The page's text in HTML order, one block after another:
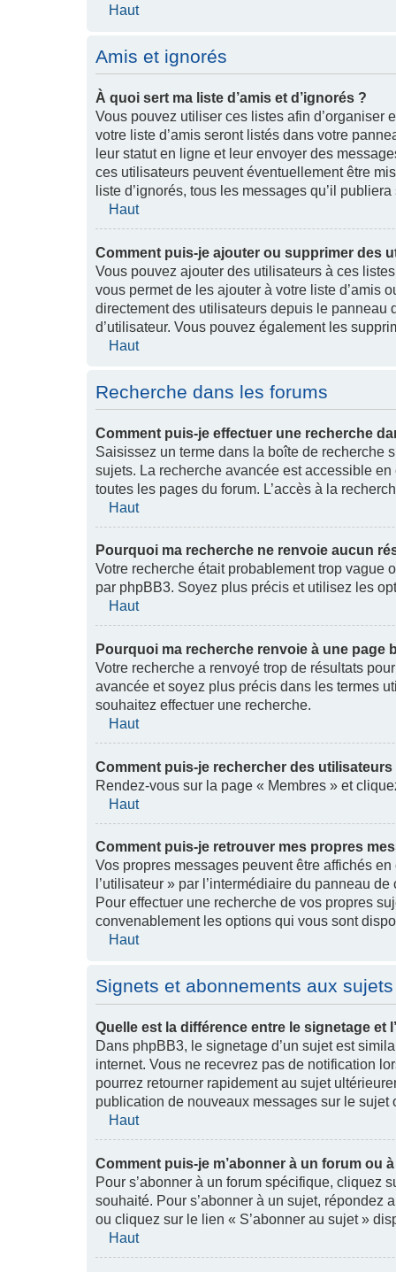
Haut
Amis et ignorés
À quoi sert ma liste d’amis et d’ignorés ?
Vous pouvez utiliser ces listes afin d’organiser
votre liste d’amis seront listés dans votre
leur statut en ligne et leur envoyer des
ces utilisateurs peuvent éventuellement être
liste d’ignorés, tous les messages qu’il
Haut
Comment puis-je ajouter ou supprimer des
Vous pouvez ajouter des utilisateurs à ces
vous permet de les ajouter à votre liste d’amis
directement des utilisateurs depuis le panneau
d’utilisateur. Vous pouvez également les
Haut
Recherche dans les forums
Comment puis-je effectuer une recherche
Saisissez un terme dans la boîte de recherche
sujets. La recherche avancée est accessible
toutes les pages du forum. L’accès à la
Haut
Pourquoi ma recherche ne renvoie aucun
Votre recherche était probablement trop vague
par phpBB3. Soyez plus précis et utilisez les
Haut
Pourquoi ma recherche renvoie à une page
Votre recherche a renvoyé trop de résultats
avancée et soyez plus précis dans les termes
souhaitez effectuer une recherche.
Haut
Comment puis-je rechercher des utilisateurs
Rendez-vous sur la page « Membres » et
Haut
Comment puis-je retrouver mes propres
Vos propres messages peuvent être affichés
l’utilisateur » par l’intermédiaire du panneau
Pour effectuer une recherche de vos propres
convenablement les options qui vous sont
Haut
Signets et abonnements aux sujets
Quelle est la différence entre le signetage et
Dans phpBB3, le signetage d’un sujet est
internet. Vous ne recevrez pas de notification
pourrez retourner rapidement au sujet
publication de nouveaux messages sur le sujet
Haut
Comment puis-je m’abonner à un forum ou
Pour s’abonner à un forum spécifique, cliquez
souhaité. Pour s’abonner à un sujet, répondez
ou cliquez sur le lien « S’abonner au sujet »
Haut